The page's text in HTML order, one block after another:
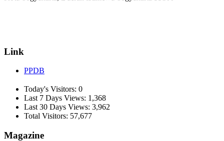
Link
PPDB
Today's Visitors: 0
Last 7 Days Views: 1,368
Last 30 Days Views: 3,962
Total Visitors: 57,677
Magazine